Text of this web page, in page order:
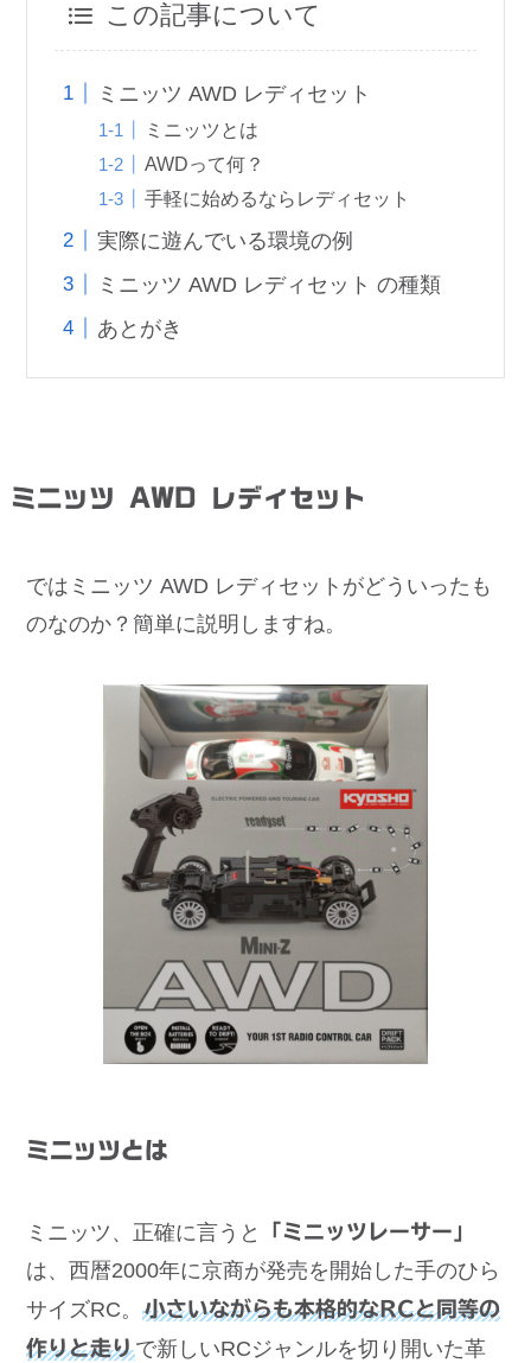
この記事について
ミニッツ AWD レディセット
ミニッツとは
AWDって何？
手軽に始めるならレディセット
実際に遊んでいる環境の例
ミニッツ AWD レディセット の種類
あとがき
ミニッツ AWD レディセット
ではミニッツ AWD レディセットがどういったも
のなのか？簡単に説明しますね。
ミニッツとは
ミニッツ、正確に言うと 「ミニッツレーサー」
は、西暦2000年に京商が発売を開始した手のひら
サイズRC。小さいながらも本格的なRCと同等の
作りと走りで新しいRCジャンルを切り開いた革